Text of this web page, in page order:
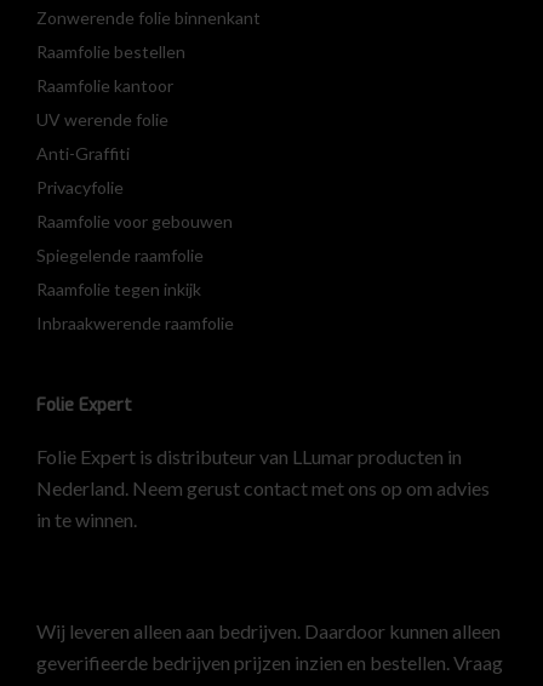
Zonwerende folie binnenkant
Raamfolie bestellen
Raamfolie kantoor
UV werende folie
Anti-Graffiti
Privacyfolie
Raamfolie voor gebouwen
Spiegelende raamfolie
Raamfolie tegen inkijk
Inbraakwerende raamfolie
Folie Expert
Folie Expert is distributeur van LLumar producten in
Nederland. Neem gerust contact met ons op om advies
in te winnen.
Wij leveren alleen aan bedrijven. Daardoor kunnen alleen
geverifieerde bedrijven prijzen inzien en bestellen. Vraag